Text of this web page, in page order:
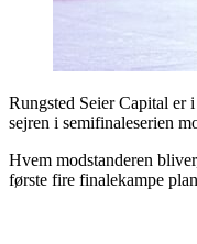
Rungsted Seier Capital er
sejren i semifinaleserien
Hvem modstanderen
første fire finalekampe